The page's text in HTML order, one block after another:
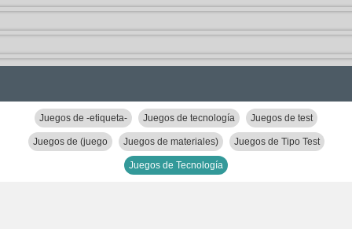
Juegos de -etiqueta- Juegos de tecnología Juegos de test
Juegos de (juego Juegos de materiales) Juegos de Tipo Test
Juegos de Tecnología